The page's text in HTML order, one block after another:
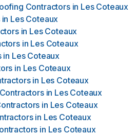
Contractors in Les Coteaux
in Les Coteaux
in Les Coteaux
in Les Coteaux
in Les Coteaux
in Les Coteaux
in Les Coteaux
in Les Coteaux
in Les Coteaux
in Les Coteaux
in Les Coteaux